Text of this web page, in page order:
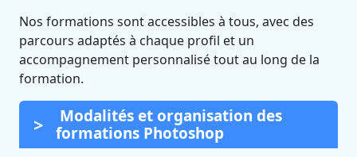
Nos formations sont accessibles à tous, avec des
parcours adaptés à chaque profil et un
accompagnement personnalisé tout au long de la
formation.
Modalités et organisation des
formations Photoshop